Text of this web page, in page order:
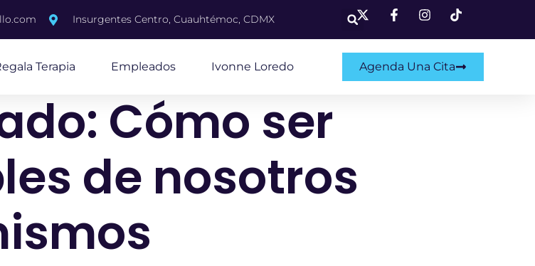
Insurgentes Centro, Cuauhtémoc, CDMX
Terapia Empleados Ivonne Loredo Agenda Una Cita
Cómo ser
de nosotros